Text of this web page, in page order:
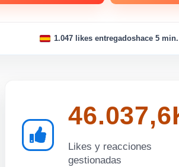
1.047 likes entregadoshace 5 min.
Likes y reacciones
gestionadas